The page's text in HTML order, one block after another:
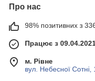
Про нас
98% позитивних з
Працює з
м. Рівне
вул. Небесної Сотні,